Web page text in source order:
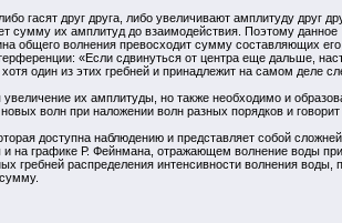
гасят друг друга, либо увеличивают амплитуду друг
сумму их амплитуд до взаимодействия. Поэтому данное
общего волнения превосходит сумму составляющих его
«Если сдвинуться от центра еще дальше,
один из этих гребней и принадлежит на самом деле
их амплитуды, но также необходимо и
волн при наложении волн разных порядков и
доступна наблюдению и представляет собой
на графике Р. Фейнмана, отражающем волнение воды
гребней распределения интенсивности волнения воды,
сумму.